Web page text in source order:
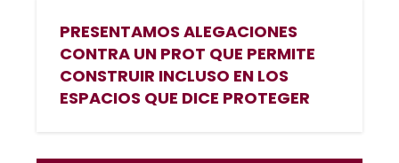
PRESENTAMOS ALEGACIONES
CONTRA UN PROT QUE PERMITE
CONSTRUIR INCLUSO EN LOS
ESPACIOS QUE DICE PROTEGER